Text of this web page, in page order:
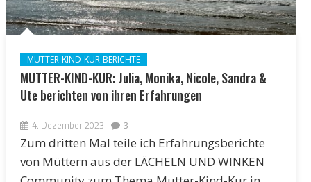
MUTTER-KIND-KUR-BERICHTE
MUTTER-KIND-KUR: Julia, Monika, Nicole, Sandra &
Ute berichten von ihren Erfahrungen
4. Dezember 2023 3
Zum dritten Mal teile ich Erfahrungsberichte
von Müttern aus der LÄCHELN UND WINKEN